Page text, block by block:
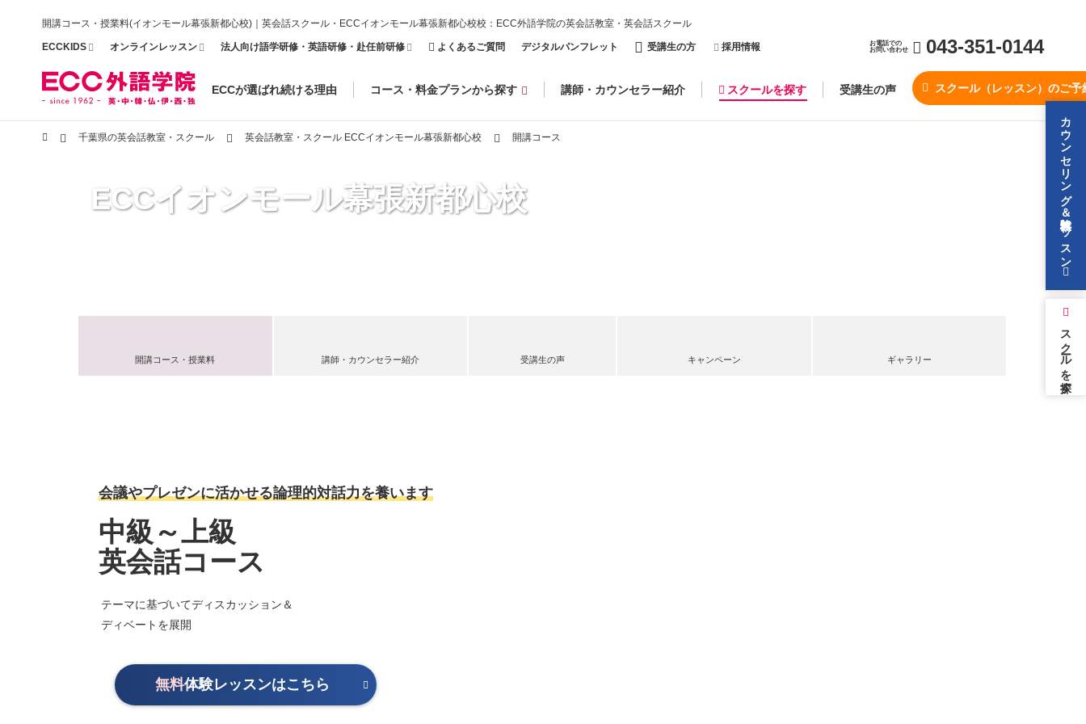
開講コース・授業料(イオンモール幕張新都心校)｜英会話スクール・ECCイオンモール幕張新都心校校：ECC外語学院の英会話教室・英会話スクール
ECCKIDS オンラインレッスン 法人向け語学研修・英語研修・赴任前研修 よくあるご質問 デジタルパンフレット 受講生の方 採用情報
お電話での
お問い合わせ
043-351-0144
ECCが選ばれ続ける理由 コース・料金プランから探す 講師・カウンセラー紹介 スクールを探す 受講生の声 スクール（レッスン）のご予
カウンセリング＆無料体験レッスン
スクールを探す
千葉県の英会話教室・スクール 英会話教室・スクール ECCイオンモール幕張新都心校 開講コース
ECCイオンモール幕張新都心校
開講コース・授業料 講師・カウンセラー紹介 受講生の声 キャンペーン ギャラリー
会議やプレゼンに活かせる論理的対話力を養います
中級～上級
英会話コース
テーマに基づいてディスカッション＆
ディベートを展開
無料体験レッスンはこちら